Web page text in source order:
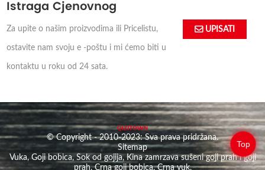
Istraga Cjenovnog
Za upite o našim proizvodima ili Pricelistu,
ostavite nam svoju e -poštu i mi ćemo biti u
kontaktu u roku od 24 sata.
UPISATI
© Copyright - 2010-2023: Sva prava pridržana.
Sitemap
Vuka,Goji bobica,Sok od gojija,Kina zamrzava sušeni goji prah i goji
prah,Crna goji bobica,Crna vuk,
Top